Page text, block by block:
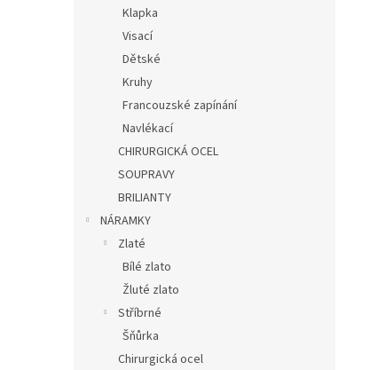
Klapka
Visací
Dětské
Kruhy
Francouzské zapínání
Navlékací
CHIRURGICKÁ OCEL
SOUPRAVY
BRILIANTY
NÁRAMKY
Zlaté
Bílé zlato
Žluté zlato
Stříbrné
Šňůrka
Chirurgická ocel